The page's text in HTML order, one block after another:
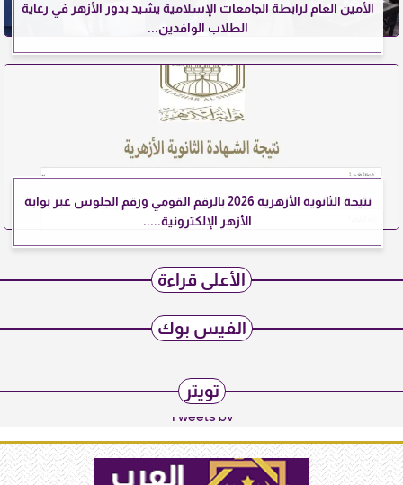
الأمين العام لرابطة الجامعات الإسلامية يشيد بدور الأزهر في رعاية
الطلاب الوافدين...
نتيجة الثانوية الأزهرية 2026 بالرقم القومي ورقم الجلوس عبر بوابة
الأزهر الإلكترونية.....
الأعلى قراءة
الفيس بوك
تويتر
Tweets by